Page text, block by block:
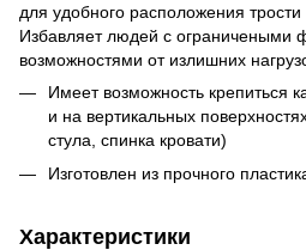
для удобного расположения трости
Избавляет людей с ограничеными
возможностями от излишних
Имеет возможность крепиться
и на вертикальных
стула, спинка кровати)
Изготовлен из прочного
Характеристики